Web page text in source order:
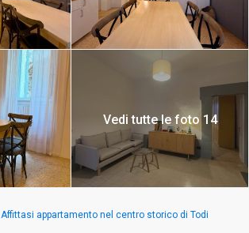
Vedi tutte le foto 14
Affittasi appartamento nel centro storico di Todi